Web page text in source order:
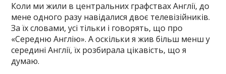
Коли ми жили в центральних графствах Англії, до
мене одного разу навідалися двоє телевізійників.
За їх словами, усі тільки і говорять, що про
«Середню Англію». А оскільки я жив більш менш у
середині Англії, їх розбирала цікавість, що я
думаю.